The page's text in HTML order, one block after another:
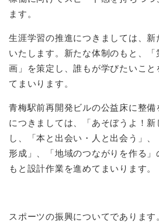
ます。
生涯学習の推進につきましては、
いたします。新たな体制のもと、
画」を策定し、誰もが学びたいこと
てまいります。
青梅駅前再開発ビルの公益床に整
につきましては、「あそぼうよ！
し、「本と出会い・人と出会う」
形成」、「地域のつながりを作る
もと設計作業を進めてまいります。
スポーツの振興についてであります